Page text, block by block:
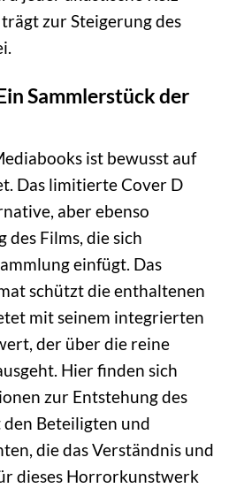
zur Steigerung des
Sammlerstück der
ist bewusst auf
Das limitierte Cover D
aber ebenso
des Films, die sich
einfügt. Das
schützt die enthaltenen
mit seinem integrierten
der über die reine
Hier finden sich
zur Entstehung des
Beteiligten und
die das Verständnis und
dieses Horrorkunstwerk